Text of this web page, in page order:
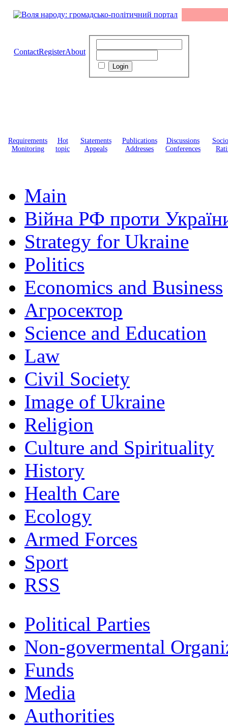
ContactRegisterAbout
Requirements
Monitoring
Hot
topic
Statements
Appeals
Publications
Addresses
Discussions
Conferences
Main
Війна РФ проти
Strategy for Ukraine
Politics
Economics and Business
Агросектор
Science and Education
Law
Civil Society
Image of Ukraine
Religion
Culture and Spirituality
History
Health Care
Ecology
Armed Forces
Sport
RSS
Political Parties
Non-govermental
Funds
Мedia
Authorities